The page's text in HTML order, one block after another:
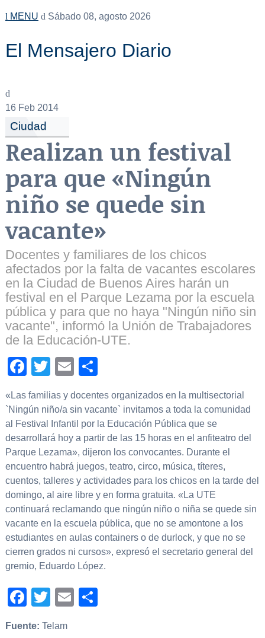
MENU Sábado 08, agosto 2026
El Mensajero Diario
16Feb 2014
Ciudad
Realizan un festival
para que «Ningún
niño se quede sin
vacante»
Docentes y familiares de los chicos
afectados por la falta de vacantes escolares
en la Ciudad de Buenos Aires harán un
festival en el Parque Lezama por la escuela
pública y para que no haya "Ningún niño sin
vacante", informó la Unión de Trabajadores
de la Educación-UTE.
Facebook
TwitterEmail
«Las familias y docentes organizados en la multisectorial
`Ningún niño/a sin vacante` invitamos a toda la comunidad
al Festival Infantil por la Educación Pública que se
desarrollará hoy a partir de las 15 horas en el anfiteatro del
Parque Lezama», dijeron los convocantes. Durante el
encuentro habrá juegos, teatro, circo, música, títeres,
cuentos, talleres y actividades para los chicos en la tarde del
domingo, al aire libre y en forma gratuita. «La UTE
continuará reclamando que ningún niño o niña se quede sin
vacante en la escuela pública, que no se amontone a los
estudiantes en aulas containers o de durlock, y que no se
cierren grados ni cursos», expresó el secretario general del
gremio, Eduardo López.
Facebook
TwitterEmail
Fuente: Telam